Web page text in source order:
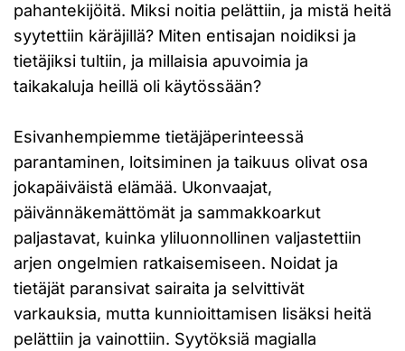
pahantekijöitä. Miksi noitia pelättiin, ja mistä heitä
syytettiin käräjillä? Miten entisajan noidiksi ja
tietäjiksi tultiin, ja millaisia apuvoimia ja
taikakaluja heillä oli käytössään?
Esivanhempiemme tietäjäperinteessä
parantaminen, loitsiminen ja taikuus olivat osa
jokapäiväistä elämää. Ukonvaajat,
päivännäkemättömät ja sammakkoarkut
paljastavat, kuinka yliluonnollinen valjastettiin
arjen ongelmien ratkaisemiseen. Noidat ja
tietäjät paransivat sairaita ja selvittivät
varkauksia, mutta kunnioittamisen lisäksi heitä
pelättiin ja vainottiin. Syytöksiä magialla